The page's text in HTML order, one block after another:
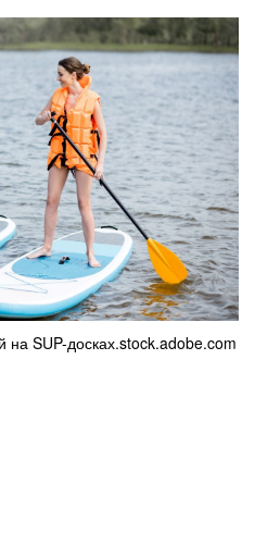
на SUP-досках.stock.adobe.com